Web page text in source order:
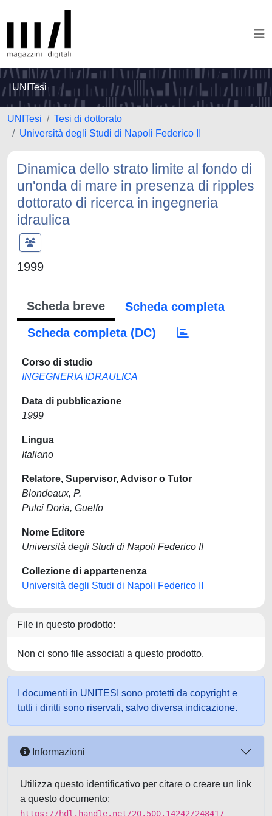
UNITesi
UNITesi
Tesi di dottorato
Università degli Studi di Napoli Federico II
Dinamica dello strato limite al fondo di
un'onda di mare in presenza di ripples
dottorato di ricerca in ingegneria
idraulica
1999
Scheda breve
Scheda completa
Scheda completa (DC)
Corso di studio
INGEGNERIA IDRAULICA
Data di pubblicazione
1999
Lingua
Italiano
Relatore, Supervisor, Advisor o Tutor
Blondeaux, P.
Pulci Doria, Guelfo
Nome Editore
Università degli Studi di Napoli Federico II
Collezione di appartenenza
Università degli Studi di Napoli Federico II
File in questo prodotto:
Non ci sono file associati a questo prodotto.
I documenti in UNITESI sono protetti da copyright e
tutti i diritti sono riservati, salvo diversa indicazione.
Informazioni
Utilizza questo identificativo per citare o creare un link
a questo documento:
https://hdl.handle.net/20.500.14242/248417